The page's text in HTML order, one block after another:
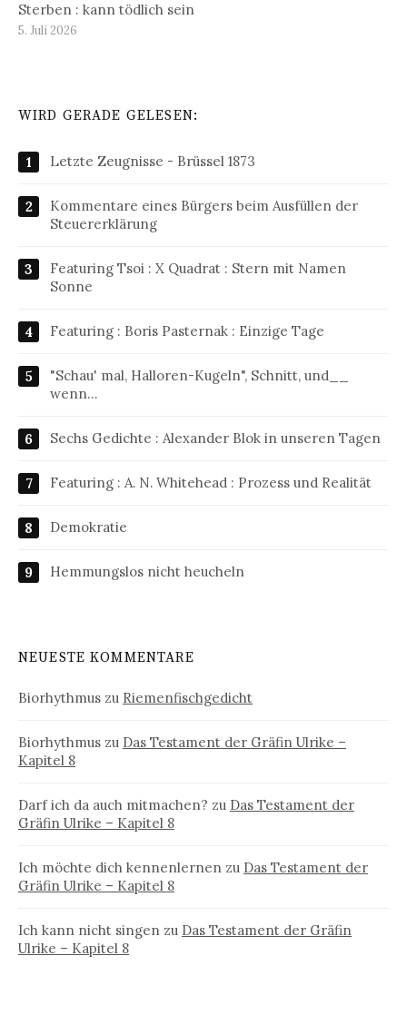
Sterben : kann tödlich sein
5. Juli 2026
WIRD GERADE GELESEN:
Letzte Zeugnisse - Brüssel 1873
Kommentare eines Bürgers beim Ausfüllen der
Steuererklärung
Featuring Tsoi : X Quadrat : Stern mit Namen
Sonne
Featuring : Boris Pasternak : Einzige Tage
"Schau' mal, Halloren-Kugeln", Schnitt, und__
wenn…
Sechs Gedichte : Alexander Blok in unseren Tagen
Featuring : A. N. Whitehead : Prozess und Realität
Demokratie
Hemmungslos nicht heucheln
NEUESTE KOMMENTARE
Biorhythmus zu Riemenfischgedicht
Biorhythmus zu Das Testament der Gräfin Ulrike –
Kapitel 8
Darf ich da auch mitmachen? zu Das Testament der
Gräfin Ulrike – Kapitel 8
Ich möchte dich kennenlernen zu Das Testament der
Gräfin Ulrike – Kapitel 8
Ich kann nicht singen zu Das Testament der Gräfin
Ulrike – Kapitel 8